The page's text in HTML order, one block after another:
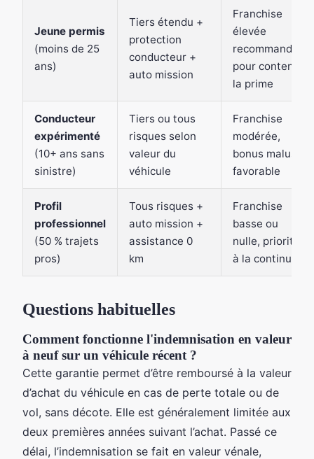
Jeune permis
(moins de 25
ans)
Tiers étendu +
protection
conducteur +
auto mission
Franchise
élevée
recommandée
pour contenir
la prime
Conducteur
expérimenté
(10+ ans sans
sinistre)
Tiers ou tous
risques selon
valeur du
véhicule
Franchise
modérée,
bonus malus
favorable
Profil
professionnel
(50 % trajets
pros)
Tous risques +
auto mission +
assistance 0
km
Franchise
basse ou
nulle, priorité
à la continuité
Questions habituelles
Comment fonctionne l'indemnisation en valeur
à neuf sur un véhicule récent ?
Cette garantie permet d’être remboursé à la valeur
d’achat du véhicule en cas de perte totale ou de
vol, sans décote. Elle est généralement limitée aux
deux premières années suivant l’achat. Passé ce
délai, l’indemnisation se fait en valeur vénale,